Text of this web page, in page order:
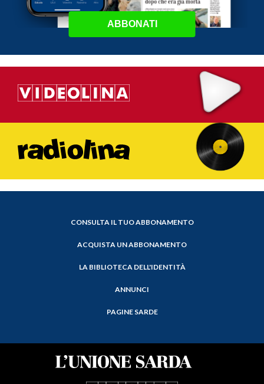
ABBONATI
CONSULTA IL TUO ABBONAMENTO
ACQUISTA UN ABBONAMENTO
LA BIBLIOTECA DELL'IDENTITÀ
ANNUNCI
PAGINE SARDE